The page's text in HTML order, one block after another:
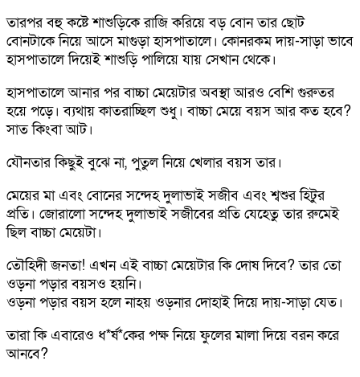
তারপর বহু কষ্টে শাশুড়িকে রাজি করিয়ে বড় বোন তার ছোট
বোনটাকে নিয়ে আসে মাগুড়া হাসপাতালে। কোনরকম দায়-সাড়া ভাবে
হাসপাতালে দিয়েই শাশুড়ি পালিয়ে যায় সেখান থেকে।
হাসপাতালে আনার পর বাচ্চা মেয়েটার অবস্থা আরও বেশি গুরুতর
হয়ে পড়ে। ব্যথায় কাতরাচ্ছিল শুধু। বাচ্চা মেয়ে বয়স আর কত হবে?
সাত কিংবা আট।
যৌনতার কিছুই বুঝে না, পুতুল নিয়ে খেলার বয়স তার।
মেয়ের মা এবং বোনের সন্দেহ দুলাভাই সজীব এবং শ্বশুর হিটুর
প্রতি। জোরালো সন্দেহ দুলাভাই সজীবের প্রতি যেহেতু তার রুমেই
ছিল বাচ্চা মেয়েটা।
তৌহিদী জনতা! এখন এই বাচ্চা মেয়েটার কি দোষ দিবে? তার তো
ওড়না পড়ার বয়সও হয়নি।
ওড়না পড়ার বয়স হলে নাহয় ওড়নার দোহাই দিয়ে দায়-সাড়া যেত।
তারা কি এবারেও ধ*র্ষ*কের পক্ষ নিয়ে ফুলের মালা দিয়ে বরন করে
আনবে?